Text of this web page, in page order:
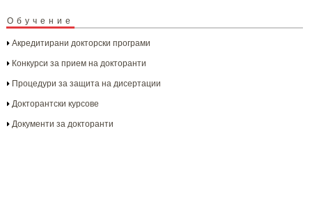
Обучение
Акредитирани докторски програми
Конкурси за прием на докторанти
Процедури за защита на дисертации
Докторантски курсове
Документи за докторанти